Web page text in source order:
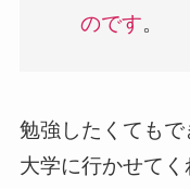
のです。
勉強したくても
大学に行かせて